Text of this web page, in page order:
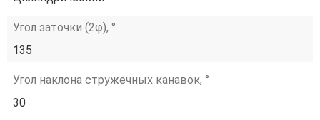
Угол заточки (2φ), °
135
Угол наклона стружечных канавок, °
30